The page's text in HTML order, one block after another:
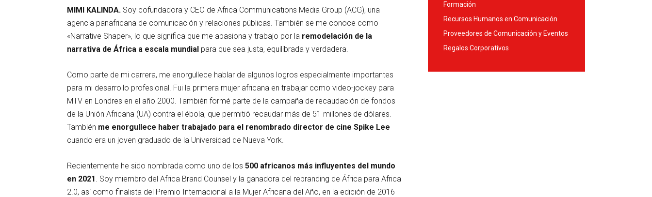
MIMI KALINDA. Soy cofundadora y CEO de Africa Communications Media Group (ACG), una
agencia panafricana de comunicación y relaciones públicas. También se me conoce como
«Narrative Shaper», lo que significa que me apasiona y trabajo por la remodelación de la
narrativa de África a escala mundial para que sea justa, equilibrada y verdadera.
Como parte de mi carrera, me enorgullece hablar de algunos logros especialmente importantes
para mi desarrollo profesional. Fui la primera mujer africana en trabajar como video-jockey para
MTV en Londres en el año 2000. También formé parte de la campaña de recaudación de fondos
de la Unión Africana (UA) contra el ébola, que permitió recaudar más de 51 millones de dólares.
También me enorgullece haber trabajado para el renombrado director de cine Spike Lee
cuando era un joven graduado de la Universidad de Nueva York.
Recientemente he sido nombrada como uno de los 500 africanos más influyentes del mundo
en 2021 . Soy miembro del Africa Brand Counsel y la ganadora del rebranding de África para Africa
2.0, así como finalista del Premio Internacional a la Mujer Africana del Año, en la edición de 2016
Formación
Recursos Humanos en Comunicación
Proveedores de Comunicación y Eventos
Regalos Corporativos